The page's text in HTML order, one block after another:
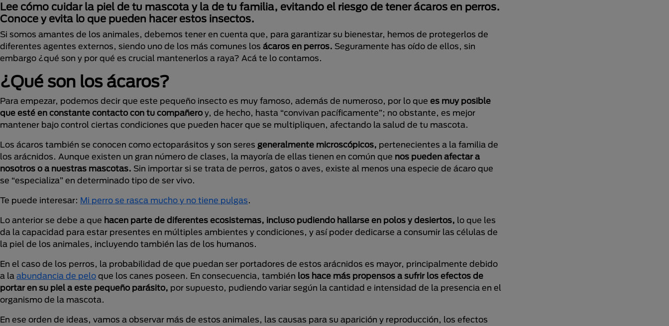
Lee cómo cuidar la piel de tu mascota y la de tu familia, evitando el riesgo de tener ácaros en perros.
Conoce y evita lo que pueden hacer estos insectos.
Si somos amantes de los animales, debemos tener en cuenta que, para garantizar su bienestar, hemos de protegerlos de
diferentes agentes externos, siendo uno de los más comunes los ácaros en perros. Seguramente has oído de ellos, sin
embargo ¿qué son y por qué es crucial mantenerlos a raya? Acá te lo contamos.
¿Qué son los ácaros?
Para empezar, podemos decir que este pequeño insecto es muy famoso, además de numeroso, por lo que es muy posible
que esté en constante contacto con tu compañero y, de hecho, hasta “convivan pacíficamente”; no obstante, es mejor
mantener bajo control ciertas condiciones que pueden hacer que se multipliquen, afectando la salud de tu mascota.
Los ácaros también se conocen como ectoparásitos y son seres generalmente microscópicos, pertenecientes a la familia de
los arácnidos. Aunque existen un gran número de clases, la mayoría de ellas tienen en común que nos pueden afectar a
nosotros o a nuestras mascotas. Sin importar si se trata de perros, gatos o aves, existe al menos una especie de ácaro que
se “especializa” en determinado tipo de ser vivo.
Te puede interesar: Mi perro se rasca mucho y no tiene pulgas.
Lo anterior se debe a que hacen parte de diferentes ecosistemas, incluso pudiendo hallarse en polos y desiertos, lo que les
da la capacidad para estar presentes en múltiples ambientes y condiciones, y así poder dedicarse a consumir las células de
la piel de los animales, incluyendo también las de los humanos.
En el caso de los perros, la probabilidad de que puedan ser portadores de estos arácnidos es mayor, principalmente debido
a la abundancia de pelo que los canes poseen. En consecuencia, también los hace más propensos a sufrir los efectos de
portar en su piel a este pequeño parásito, por supuesto, pudiendo variar según la cantidad e intensidad de la presencia en el
organismo de la mascota.
En ese orden de ideas, vamos a observar más de estos animales, las causas para su aparición y reproducción, los efectos